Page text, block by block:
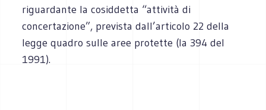
riguardante la cosiddetta “attività di
concertazione”, prevista dall’articolo 22 della
legge quadro sulle aree protette (la 394 del
1991).